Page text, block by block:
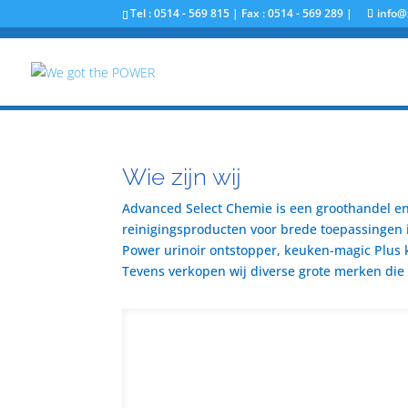
Tel : 0514 - 569 815 | Fax : 0514 - 569 289 |
Wie zijn wij
Advanced Select Chemie is een groothandel
reinigingsproducten voor brede
Power urinoir ontstopper, keuken-magic
Tevens verkopen wij diverse grote merken